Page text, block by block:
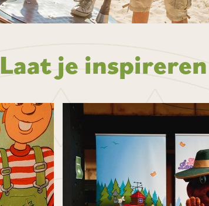
Laat je inspireren